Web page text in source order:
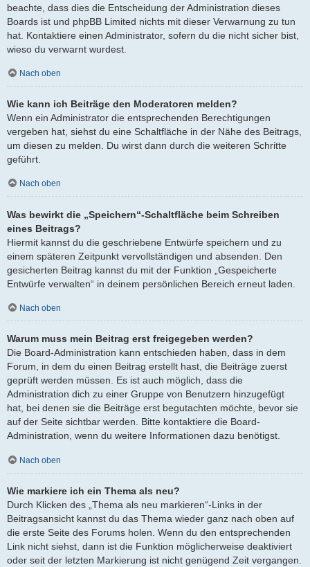
beachte, dass dies die Entscheidung der Administration dieses
Boards ist und phpBB Limited nichts mit dieser Verwarnung zu tun
hat. Kontaktiere einen Administrator, sofern du die nicht sicher bist,
wieso du verwarnt wurdest.
Nach oben
Wie kann ich Beiträge den Moderatoren melden?
Wenn ein Administrator die entsprechenden Berechtigungen
vergeben hat, siehst du eine Schaltfläche in der Nähe des Beitrags,
um diesen zu melden. Du wirst dann durch die weiteren Schritte
geführt.
Nach oben
Was bewirkt die „Speichern“-Schaltfläche beim Schreiben
eines Beitrags?
Hiermit kannst du die geschriebene Entwürfe speichern und zu
einem späteren Zeitpunkt vervollständigen und absenden. Den
gesicherten Beitrag kannst du mit der Funktion „Gespeicherte
Entwürfe verwalten“ in deinem persönlichen Bereich erneut laden.
Nach oben
Warum muss mein Beitrag erst freigegeben werden?
Die Board-Administration kann entschieden haben, dass in dem
Forum, in dem du einen Beitrag erstellt hast, die Beiträge zuerst
geprüft werden müssen. Es ist auch möglich, dass die
Administration dich zu einer Gruppe von Benutzern hinzugefügt
hat, bei denen sie die Beiträge erst begutachten möchte, bevor sie
auf der Seite sichtbar werden. Bitte kontaktiere die Board-
Administration, wenn du weitere Informationen dazu benötigst.
Nach oben
Wie markiere ich ein Thema als neu?
Durch Klicken des „Thema als neu markieren“-Links in der
Beitragsansicht kannst du das Thema wieder ganz nach oben auf
die erste Seite des Forums holen. Wenn du den entsprechenden
Link nicht siehst, dann ist die Funktion möglicherweise deaktiviert
oder seit der letzten Markierung ist nicht genügend Zeit vergangen.